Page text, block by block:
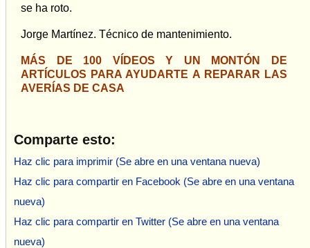
se ha roto.
Jorge Martínez. Técnico de mantenimiento.
MÁS DE 100 VÍDEOS Y UN MONTÓN DE
ARTÍCULOS PARA AYUDARTE A REPARAR LAS
AVERÍAS DE CASA
Comparte esto:
Haz clic para imprimir (Se abre en una ventana nueva)
Haz clic para compartir en Facebook (Se abre en una ventana
nueva)
Haz clic para compartir en Twitter (Se abre en una ventana
nueva)